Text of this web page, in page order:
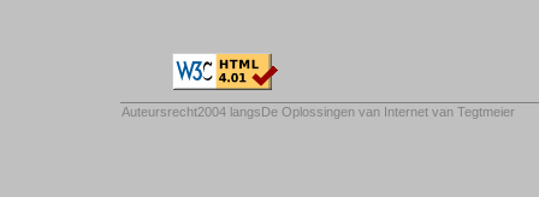
Auteursrecht2004 langsDe Oplossingen van Internet van Tegtmeier